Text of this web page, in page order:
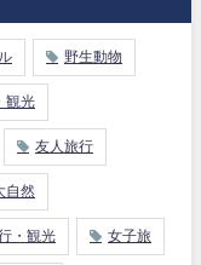
野生動物
観光
友人旅行
自然
・観光 女子旅